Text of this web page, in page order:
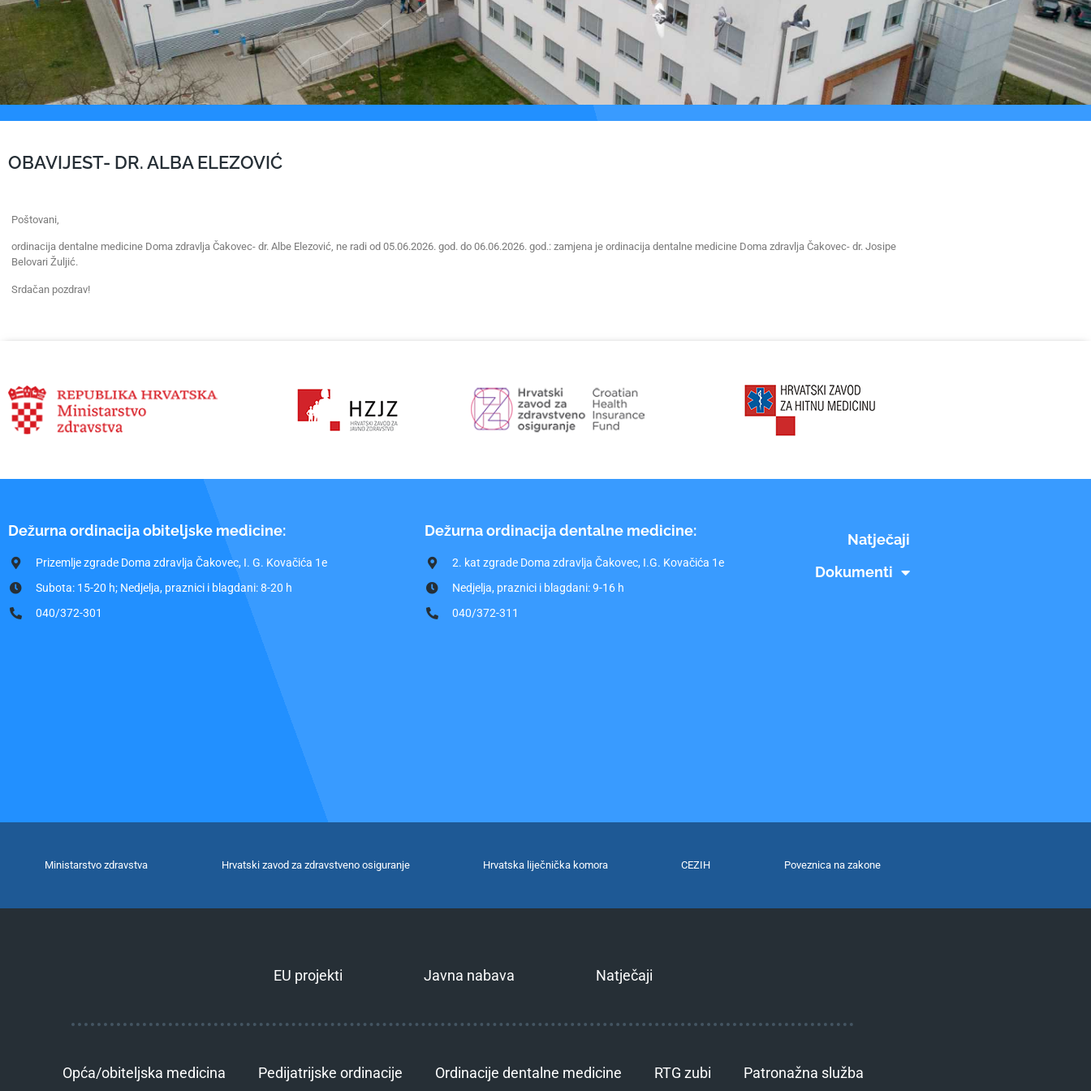
OBAVIJEST- DR. ALBA ELEZOVIĆ
Poštovani,
ordinacija dentalne medicine Doma zdravlja Čakovec- dr. Albe Elezović, ne radi od 05.06.2026. god. do 06.06.2026. god.: zamjena je ordinacija dentalne medicine Doma zdravlja Čakovec- dr. Josipe
Belovari Žuljić.
Srdačan pozdrav!
Dežurna ordinacija obiteljske medicine:
Prizemlje zgrade Doma zdravlja Čakovec, I. G. Kovačića 1e
Subota: 15-20 h; Nedjelja, praznici i blagdani: 8-20 h
040/372-301
Dežurna ordinacija dentalne medicine:
2. kat zgrade Doma zdravlja Čakovec, I.G. Kovačića 1e
Nedjelja, praznici i blagdani: 9-16 h
040/372-311
Natječaji
Dokumenti
Ministarstvo zdravstva Hrvatski zavod za zdravstveno osiguranje Hrvatska liječnička komora CEZIH Poveznica na zakone
EU projekti Javna nabava Natječaji
Opća/obiteljska medicina Pedijatrijske ordinacije Ordinacije dentalne medicine RTG zubi Patronažna služba